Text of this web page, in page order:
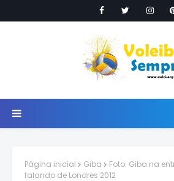
Página inicial Giba
Foto: Giba na
falando de Londres 2012